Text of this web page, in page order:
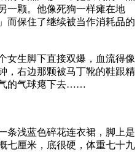
一颗。他像死狗一样瘫在地
而保住了继续被当作消耗品的
女生脚下直接双爆，血流得像
，右边那颗被马丁靴的鞋跟精
的气球瘪下去……
条浅蓝色碎花连衣裙，脚上是
七厘米，底很硬，体重七十九